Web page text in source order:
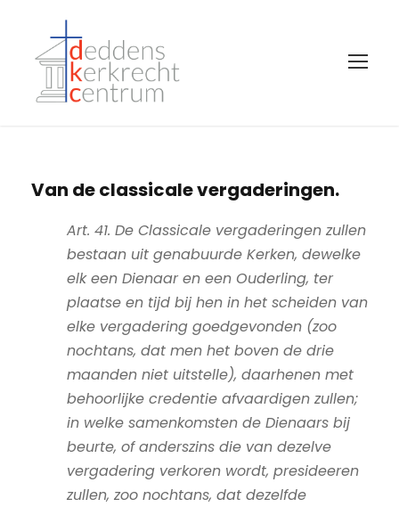
Van de classicale vergaderingen.
Art. 41. De Classicale vergaderingen zullen
bestaan uit genabuurde Kerken, dewelke
elk een Dienaar en een Ouderling, ter
plaatse en tijd bij hen in het scheiden van
elke vergadering goedgevonden (zoo
nochtans, dat men het boven de drie
maanden niet uitstelle), daarhenen met
behoorlijke credentie afvaardigen zullen;
in welke samenkomsten de Dienaars bij
beurte, of anderszins die van dezelve
vergadering verkoren wordt, presideeren
zullen, zoo nochtans, dat dezelfde